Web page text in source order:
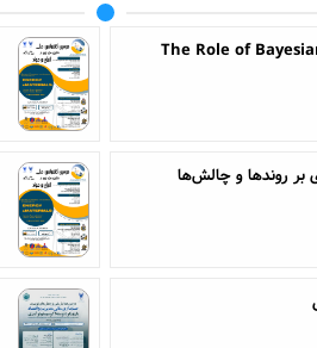
The Role of
روندها و چالش‌ها